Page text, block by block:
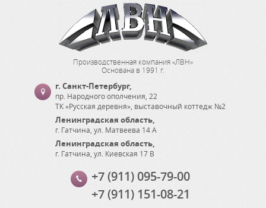
Производственная компания «ЛВН»
Основана в 1991 г.
г. Санкт-Петербург,
пр. Народного ополчения, 22
ТК «Русская деревня», выставочный коттедж №2
Ленинградская область,
г. Гатчина ул. Матвеева 14 А
Ленинградская область,
г. Гатчина ул. Киевская 17 В
+7 (911) 095-79-00
+7 (911) 151-08-21